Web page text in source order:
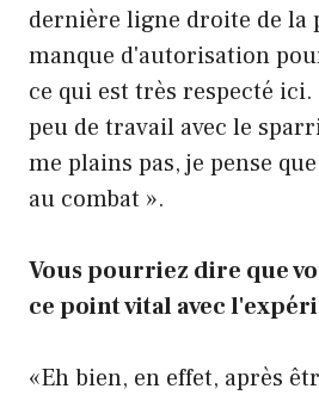
dernière ligne droite de la
manque d'autorisation
ce qui est très respecté
peu de travail avec le
me plains pas, je pense
au combat ».
Vous pourriez dire que
ce point vital avec
«Eh bien, en effet, après